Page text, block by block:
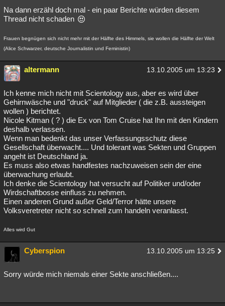
Na dann erzähl doch mal - ein paar Berichte würden diesem
Thread nicht schaden
Frauen begnügen sich nicht mehr mit der Hälfte des Himmels, sie wollen die Hälfte der Welt
(Alice Schwarzer, deutsche Journalistin und Feministin)
altermann 13.10.2005 um 13:23
Ich kenne mich nicht mit Scientology aus, aber es wird über
Gehirnwäsche und "druck" auf Mitglieder ( die z.B. aussteigen
wollen ) berichtet.
Nicole Kitman ( ? ) die Ex von Tom Cruise hat Ihn mit den Kindern
deshalb verlassen.
Wenn man bedenkt das unser Verfassungsschutz diese
Gesellschaft überwacht.... Und tolerant was Sekten und Gruppen
angeht ist Deutschland ja.
Es muss also etwas handfestes nachzuweisen sein der eine
überwachung erlaubt.
Ich denke die Scientology hat versucht auf Politiker und/oder
Wirdschaftbosse einfluss zu nehmen.
Einen anderen Grund außer Geld/Terror hätte unsere
Volksveretreter nicht so schnell zum handeln veranlasst.
Alles wird Gut
Cyberspion 13.10.2005 um 13:25
Sorry würde mich niemals einer Sekte anschließen....